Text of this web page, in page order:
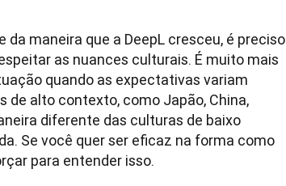
maneira que a DeepL cresceu, é preciso
as nuances culturais. É muito mais
quando as expectativas variam
de alto contexto, como Japão, China,
diferente das culturas de baixo
Se você quer ser eficaz na forma como
para entender isso.